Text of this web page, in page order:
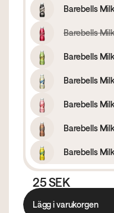
25 SEK
Lägg i varukorgen